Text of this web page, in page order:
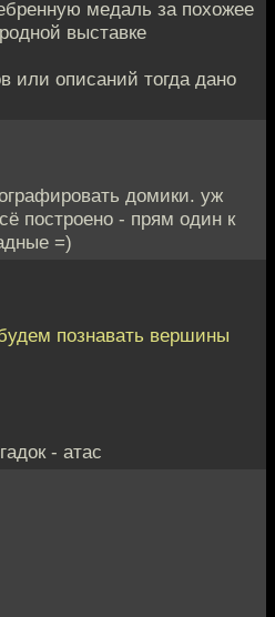
медаль за похожее
выставке
или описаний тогда дано
домики. уж
построено - прям один к
=)
познавать вершины
- атас